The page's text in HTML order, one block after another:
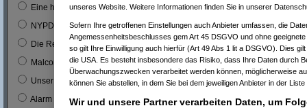
Eine himmlische Familie 1 0 %
NYPD Blue 0
Die Rettungsflieger 0
Malcom 9 3 %
Unser Charly 0
Alarm für Cobra 11 0
unseres Website. Weitere Informationen finden Sie in unserer
Sofern Ihre getroffenen Einstellungen auch Anbieter umfassen, die
Angemessenheitsbeschlusses gem Art 45 DSGVO und ohne
so gilt Ihre Einwilligung auch hierfür (Art 49 Abs 1 lit a DSGVO). Dies
die USA. Es besteht insbesondere das Risiko, dass Ihre Daten durch
Überwachungszwecken verarbeitet werden können, möglicherweise
können Sie abstellen, in dem Sie bei dem jeweiligen Anbieter in der
Wir und unsere Partner verarbeiten Daten, um